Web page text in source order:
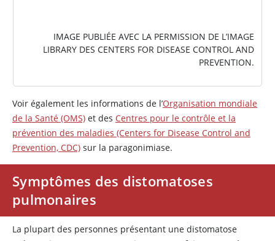
IMAGE PUBLIÉE AVEC LA PERMISSION DE L’IMAGE
LIBRARY DES CENTERS FOR DISEASE CONTROL AND
PREVENTION.
Voir également les informations de l’Organisation mondiale
de la Santé (OMS) et des Centres pour le contrôle et la
prévention des maladies (Centers for Disease Control and
Prevention, CDC) sur la paragonimiase.
Symptômes des distomatoses
pulmonaires
La plupart des personnes présentant une distomatose